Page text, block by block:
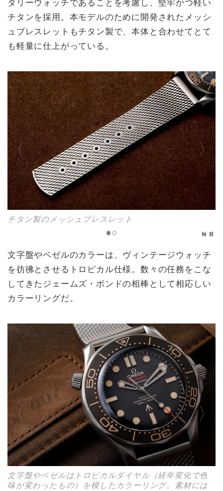
チタンを採用。本モデルのために開発されたメッシ
ュブレスレットもチタン製で、本体と合わせてとて
も軽量に仕上がっている。
チタン製のメッシュブレスレット
文字盤やベゼルのカラーは、ヴィンテージウォッチ
を彷彿とさせるトロピカル仕様。数々の任務をこな
してきたジェームズ・ボンドの相棒として相応しい
カラーリングだ。
文字盤やベゼルはトロピカルダイヤル（経年変化で色
味が変わったもの）を模したカラーリング。素材には